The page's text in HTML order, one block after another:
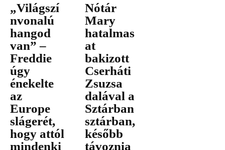
„Világszí
nvonalú
hangod
van” –
Freddie
úgy
énekelte
az
Europe
slágerét,
hogy attól
mindenki
Nótár
Mary
hatalmas
at
bakizott
Cserháti
Zsuzsa
dalával a
Sztárban
sztárban,
később
távoznia